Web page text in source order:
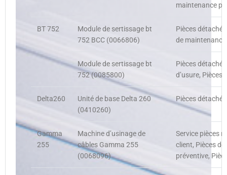
maintenance
BT 752
Module de sertissage bt
752 BCC (0066806)
Pièces
de maintenance
Module de sertissage bt
752 (0085800)
Pièces
d’usure,
Delta260
Unité de base Delta 260
(0410260)
Pièces
Gamma
255
Machine d’usinage de
câbles Gamma 255
(0068096)
Service pièces
client, Pièces
préventive,